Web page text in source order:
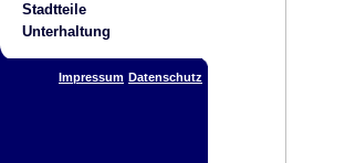
Stadtteile
Unterhaltung
Impressum Datenschutz